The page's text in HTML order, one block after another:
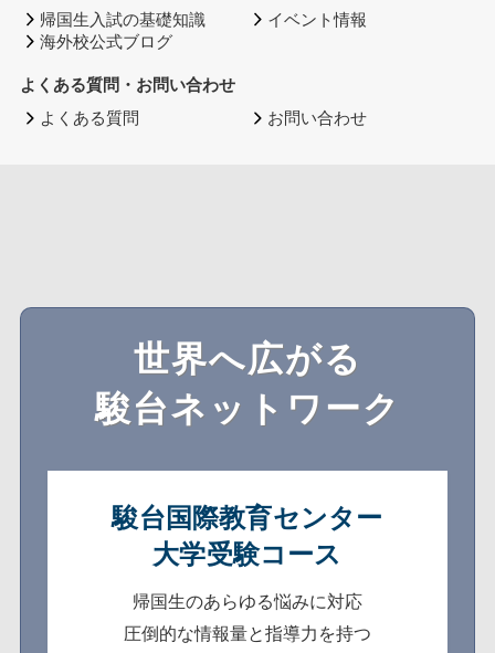
帰国生入試の基礎知識
海外校公式ブログ
イベント情報
よくある質問・お問い合わせ
よくある質問
お問い合わせ
世界へ広がる
駿台ネットワーク
駿台国際教育センター
大学受験コース
帰国生のあらゆる悩みに対応
圧倒的な情報量と指導力を持つ